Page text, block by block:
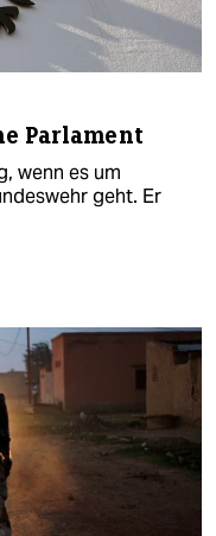
Parlament
wenn es um
geht. Er